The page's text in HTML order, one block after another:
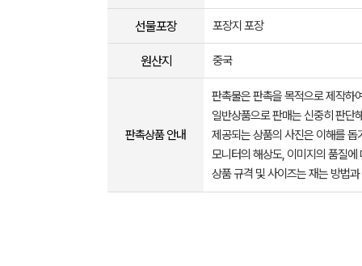
선물포장 포장지 포장
원산지 중국
판촉상품 안내
판촉물은 판촉을 목적으로 제작하
일반상품으로 판매는 신중히 판단
제공되는 상품의 사진은 이해를
모니터의 해상도, 이미지의 품질
상품 규격 및 사이즈는 재는 방법